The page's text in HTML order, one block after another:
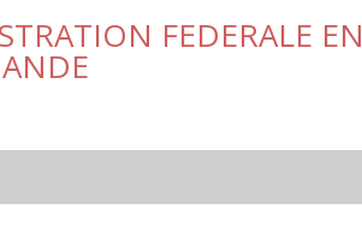
FEDERALE EN